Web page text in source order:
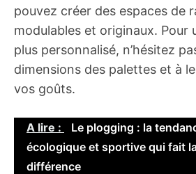
pouvez créer des espaces de
modulables et originaux. Pour
plus personnalisé, n’hésitez
dimensions des palettes et à
vos goûts.
A lire :
Le plogging : la
écologique et sportive qui fait
différence